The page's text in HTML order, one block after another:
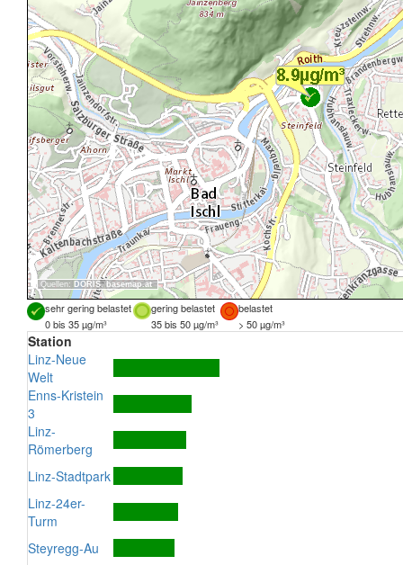
Quellen: DORIS, basemap.at
sehr gering belastet gering belastet
belastet
0 bis 35 µg/m³
35 bis 50 µg/m³ > 50 µg/m³
Station
Linz-Neue
Welt
Enns-Kristein
3
Linz-
Römerberg
Linz-Stadtpark
Linz-24er-
Turm
Steyregg-Au